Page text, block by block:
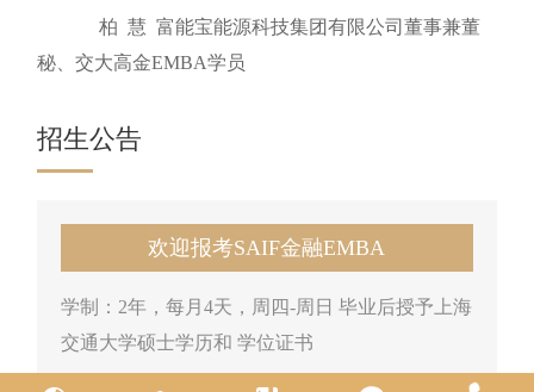
柏 慧 富能宝能源科技集团有限公司董事兼董
秘、交大高金EMBA学员
招生公告
欢迎报考SAIF金融EMBA
学制：2年，每月4天，周四-周日 毕业后授予上海
交通大学硕士学历和 学位证书